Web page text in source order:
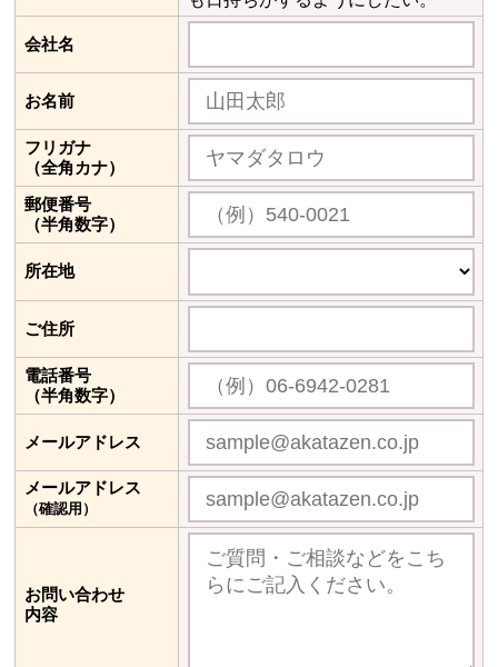
会社名
お名前
フリガナ
（全角カナ）
郵便番号
（半角数字）
所在地
ご住所
電話番号
（半角数字）
メールアドレス
メールアドレス
（確認用）
お問い合わせ
内容